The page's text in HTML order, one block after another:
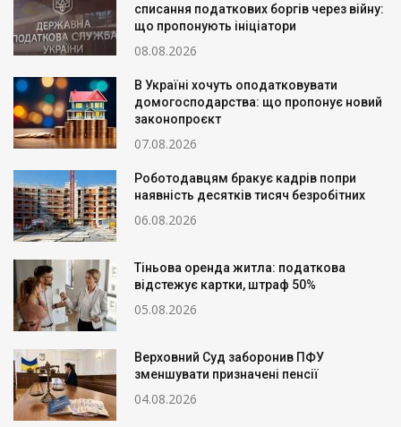
списання податкових боргів через війну:
що пропонують ініціатори
08.08.2026
В Україні хочуть оподатковувати
домогосподарства: що пропонує новий
законопроєкт
07.08.2026
Роботодавцям бракує кадрів попри
наявність десятків тисяч безробітних
06.08.2026
Тіньова оренда житла: податкова
відстежує картки, штраф 50%
05.08.2026
Верховний Суд заборонив ПФУ
зменшувати призначені пенсії
04.08.2026